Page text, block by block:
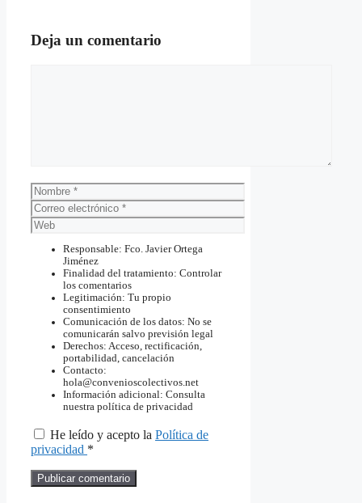
Deja un comentario
Nombre
Correo
electrónico
Web
Responsable: Fco. Javier Ortega
Jiménez
Finalidad del tratamiento: Controlar
los comentarios
Legitimación: Tu propio
consentimiento
Comunicación de los datos: No se
comunicarán salvo previsión legal
Derechos: Acceso, rectificación,
portabilidad, cancelación
Contacto:
hola@convenioscolectivos.net
Información adicional: Consulta
nuestra política de privacidad
He leído y acepto la Política de
privacidad *